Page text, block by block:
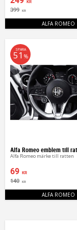
KR
399 KR
ALFA ROMEO
Alfa Romeo märke till ratten
69 KR
140 KR
SPARA
51 %
ALFA ROMEO